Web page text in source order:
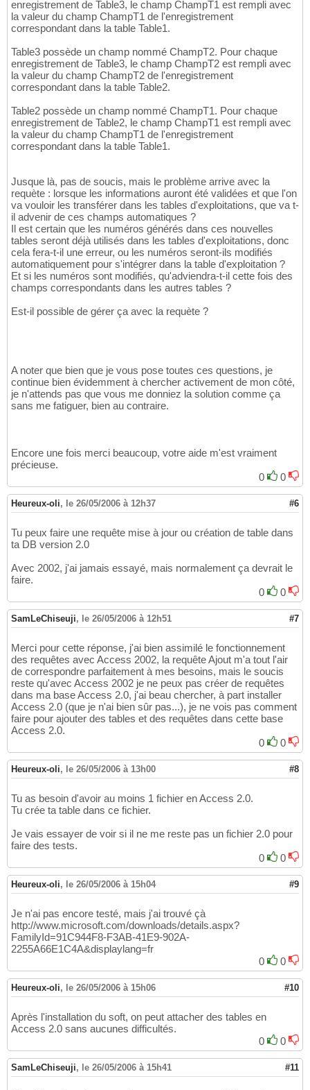
enregistrement de Table3, le champ ChampT1 est rempli avec
la valeur du champ ChampT1 de l'enregistrement
correspondant dans la table Table1.
Table3 possède un champ nommé ChampT2. Pour chaque
enregistrement de Table3, le champ ChampT2 est rempli avec
la valeur du champ ChampT2 de l'enregistrement
correspondant dans la table Table2.
Table2 possède un champ nommé ChampT1. Pour chaque
enregistrement de Table2, le champ ChampT1 est rempli avec
la valeur du champ ChampT1 de l'enregistrement
correspondant dans la table Table1.
Jusque là, pas de soucis, mais le problème arrive avec la
requète : lorsque les informations auront été validées et que l'on
va vouloir les transférer dans les tables d'exploitations, que va t-
il advenir de ces champs automatiques ?
Il est certain que les numéros générés dans ces nouvelles
tables seront déjà utilisés dans les tables d'exploitations, donc
cela fera-t-il une erreur, ou les numéros seront-ils modifiés
automatiquement pour s'intégrer dans la table d'exploitation ?
Et si les numéros sont modifiés, qu'adviendra-t-il cette fois des
champs correspondants dans les autres tables ?
Est-il possible de gérer ça avec la requète ?
A noter que bien que je vous pose toutes ces questions, je
continue bien évidemment à chercher activement de mon côté,
je n'attends pas que vous me donniez la solution comme ça
sans me fatiguer, bien au contraire.
Encore une fois merci beaucoup, votre aide m'est vraiment
précieuse.
0
0
Heureux-oli, le 26/05/2006 à 12h37 #6
Tu peux faire une requête mise à jour ou création de table dans
ta DB version 2.0
Avec 2002, j'ai jamais essayé, mais normalement ça devrait le
faire.
0
0
SamLeChiseuji, le 26/05/2006 à 12h51 #7
Merci pour cette réponse, j'ai bien assimilé le fonctionnement
des requêtes avec Access 2002, la requête Ajout m'a tout l'air
de correspondre parfaitement à mes besoins, mais le soucis
reste qu'avec Access 2002 je ne peux pas créer de requêtes
dans ma base Access 2.0, j'ai beau chercher, à part installer
Access 2.0 (que je n'ai bien sûr pas...), je ne vois pas comment
faire pour ajouter des tables et des requêtes dans cette base
Access 2.0.
0
0
Heureux-oli, le 26/05/2006 à 13h00 #8
Tu as besoin d'avoir au moins 1 fichier en Access 2.0.
Tu crée ta table dans ce fichier.
Je vais essayer de voir si il ne me reste pas un fichier 2.0 pour
faire des tests.
0
0
Heureux-oli, le 26/05/2006 à 15h04 #9
Je n'ai pas encore testé, mais j'ai trouvé çà
http://www.microsoft.com/downloads/details.aspx?
FamilyId=91C944F8-F3AB-41E9-902A-
2255A66E1C4A&displaylang=fr
0
0
Heureux-oli, le 26/05/2006 à 15h06 #10
Après l'installation du soft, on peut attacher des tables en
Access 2.0 sans aucunes difficultés.
0
0
SamLeChiseuji, le 26/05/2006 à 15h41 #11